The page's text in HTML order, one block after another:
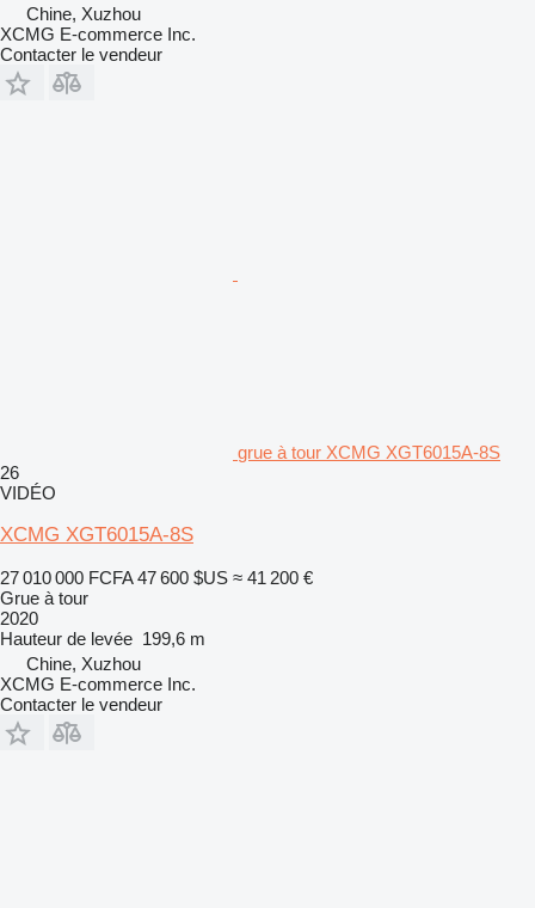
Chine, Xuzhou
XCMG E-commerce Inc.
Contacter le vendeur
grue à tour XCMG XGT6015A-8S
26
VIDÉO
XCMG XGT6015A-8S
27 010 000 FCFA 47 600 $US ≈ 41 200 €
Grue à tour
2020
Hauteur de levée 199,6 m
Chine, Xuzhou
XCMG E-commerce Inc.
Contacter le vendeur